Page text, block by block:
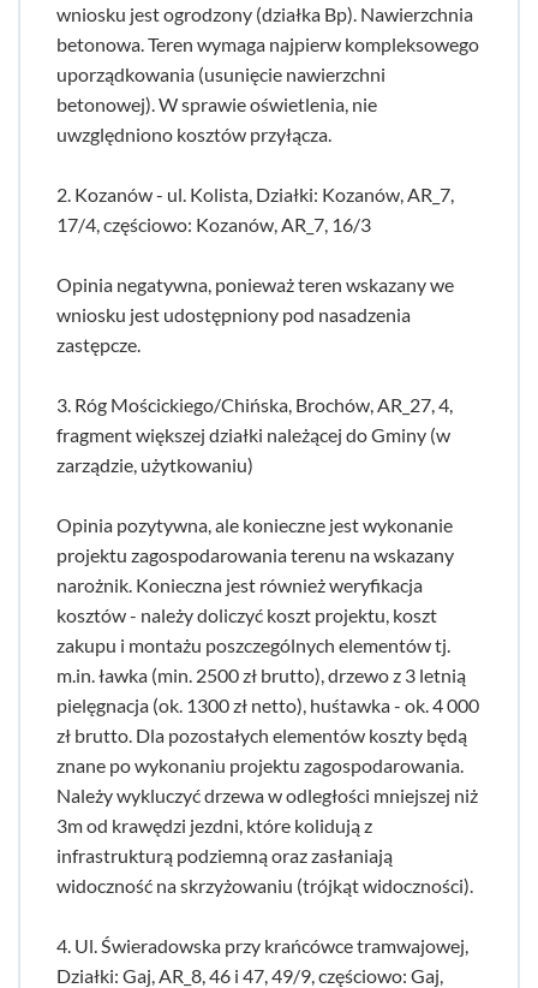
wniosku jest ogrodzony (działka Bp). Nawierzchnia
betonowa. Teren wymaga najpierw kompleksowego
uporządkowania (usunięcie nawierzchni
betonowej). W sprawie oświetlenia, nie
uwzględniono kosztów przyłącza.
2. Kozanów - ul. Kolista, Działki: Kozanów, AR_7,
17/4, częściowo: Kozanów, AR_7, 16/3
Opinia negatywna, ponieważ teren wskazany we
wniosku jest udostępniony pod nasadzenia
zastępcze.
3. Róg Mościckiego/Chińska, Brochów, AR_27, 4,
fragment większej działki należącej do Gminy (w
zarządzie, użytkowaniu)
Opinia pozytywna, ale konieczne jest wykonanie
projektu zagospodarowania terenu na wskazany
narożnik. Konieczna jest również weryfikacja
kosztów - należy doliczyć koszt projektu, koszt
zakupu i montażu poszczególnych elementów tj.
m.in. ławka (min. 2500 zł brutto), drzewo z 3 letnią
pielęgnacja (ok. 1300 zł netto), huśtawka - ok. 4 000
zł brutto. Dla pozostałych elementów koszty będą
znane po wykonaniu projektu zagospodarowania.
Należy wykluczyć drzewa w odległości mniejszej niż
3m od krawędzi jezdni, które kolidują z
infrastrukturą podziemną oraz zasłaniają
widoczność na skrzyżowaniu (trójkąt widoczności).
4. Ul. Świeradowska przy krańcówce tramwajowej,
Działki: Gaj, AR_8, 46 i 47, 49/9, częściowo: Gaj,